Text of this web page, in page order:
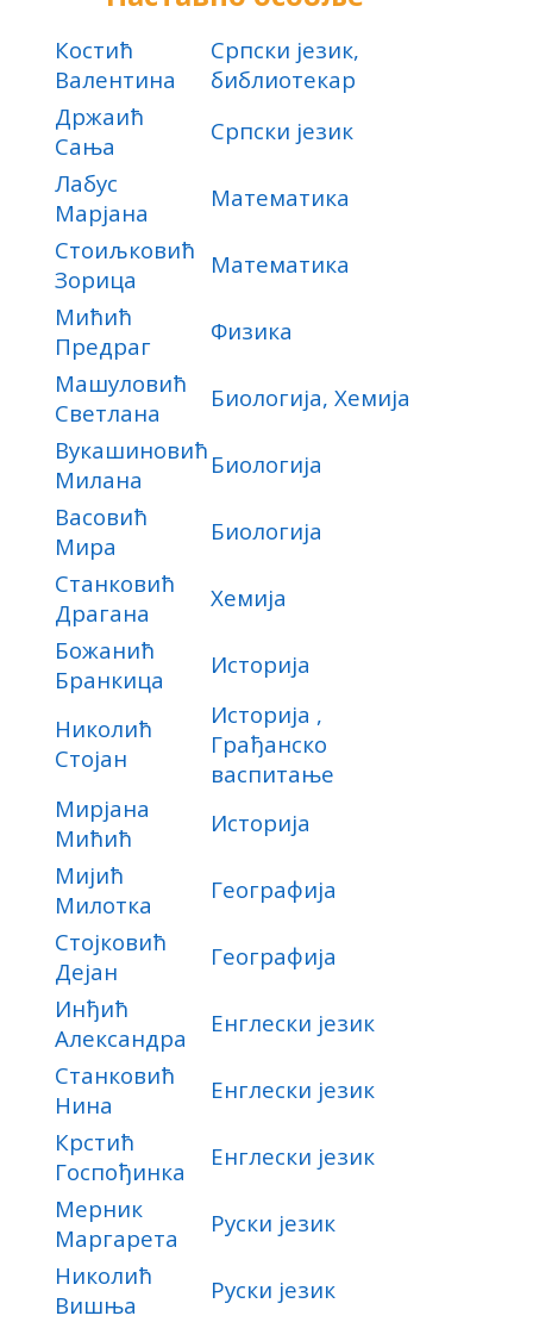
Костић
Валентина
Српски језик,
библиотекар
Држаић
Сања
Српски језик
Лабус
Марјана
Математика
Стоиљковић
Зорица
Математика
Мићић
Предраг
Физика
Машуловић
Светлана
Биологија, Хемија
Вукашиновић
Милана
Биологија
Васовић
Мира
Биологија
Станковић
Драгана
Хемија
Божанић
Бранкица
Историја
Николић
Стојан
Историја ,
Грађанско
васпитање
Мирјана
Мићић
Историја
Мијић
Милотка
Географија
Стојковић
Дејан
Географија
Инђић
Александра
Енглески језик
Станковић
Нина
Енглески језик
Крстић
Госпођинка
Енглески језик
Мерник
Маргарета
Руски језик
Николић
Вишња
Руски језик